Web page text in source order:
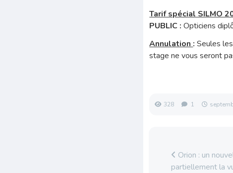
Tarif spécial SILMO
PUBLIC : Opticiens
Annulation : Seules
stage ne vous seront
328 1
Orion : un
partiellement la